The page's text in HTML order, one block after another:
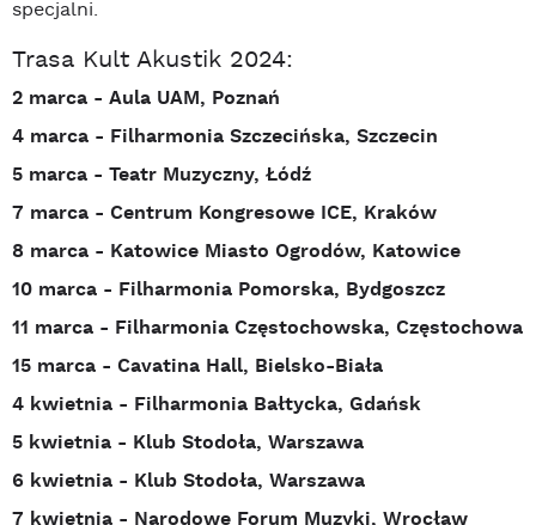
specjalni.
Trasa Kult Akustik 2024:
2 marca - Aula UAM, Poznań
4 marca - Filharmonia Szczecińska, Szczecin
5 marca - Teatr Muzyczny, Łódź
7 marca - Centrum Kongresowe ICE, Kraków
8 marca - Katowice Miasto Ogrodów, Katowice
10 marca - Filharmonia Pomorska, Bydgoszcz
11 marca - Filharmonia Częstochowska, Częstochowa
15 marca - Cavatina Hall, Bielsko-Biała
4 kwietnia - Filharmonia Bałtycka, Gdańsk
5 kwietnia - Klub Stodoła, Warszawa
6 kwietnia - Klub Stodoła, Warszawa